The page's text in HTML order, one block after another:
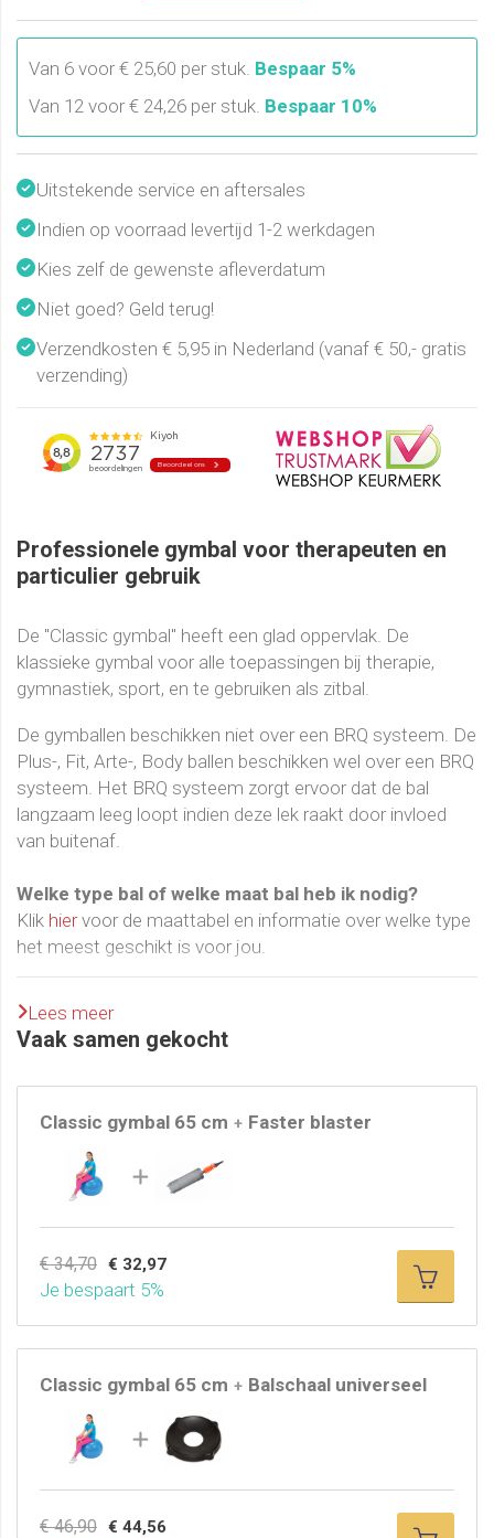
Van 6 voor € 25,60 per stuk. Bespaar 5%
Van 12 voor € 24,26 per stuk. Bespaar 10%
Uitstekende service en aftersales
Indien op voorraad levertijd 1-2 werkdagen
Kies zelf de gewenste afleverdatum
Niet goed? Geld terug!
Verzendkosten € 5,95 in Nederland (vanaf € 50,- gratis
verzending)
Professionele gymbal voor therapeuten en
particulier gebruik
De "Classic gymbal" heeft een glad oppervlak. De
klassieke gymbal voor alle toepassingen bij therapie,
gymnastiek, sport, en te gebruiken als zitbal.
De gymballen beschikken niet over een BRQ systeem. De
Plus-, Fit, Arte-, Body ballen beschikken wel over een BRQ
systeem. Het BRQ systeem zorgt ervoor dat de bal
langzaam leeg loopt indien deze lek raakt door invloed
van buitenaf.
Welke type bal of welke maat bal heb ik nodig?
Klik hiervoor de maattabel en informatie over welke type
het meest geschikt is voor jou.
Klik hier voor gratis 5 opdrachtkaarten voor op de zitbal.
De staffelkorting geldt op alle typen zit- oefenballen van
kleuren en formaten ballen.
Waarom zou je voor een Gymnic gymbal kiezen?
Gymnic gym- zit- oefenballen zijn er in vele afmetingen,
kleuren en met verschillende eigenschappen. Belangrijk
kenmerk van de Gymnic zitbal, oefenbal is dat deze
voldoende stabiliteit heeft zodat je er niet te diep in zakt,
ook is de bal mooi rond. De Gymnic producten worden in
Italië gemaakt en individueel getest voor ze de fabriek
verlaten.
Voor een comfortabele en ergonomische zithouding is
het belangrijk dat je zitbal goed is opgepompt. Een te
je niet optimaal zit en minder ondersteuning krijgt.
Lees meer
Vaak samen gekocht
Classic gymbal 65 cm + Faster blaster
€ 34,70 € 32,97
Je bespaart 5%
Classic gymbal 65 cm + Balschaal universeel
€ 46,90 € 44,56